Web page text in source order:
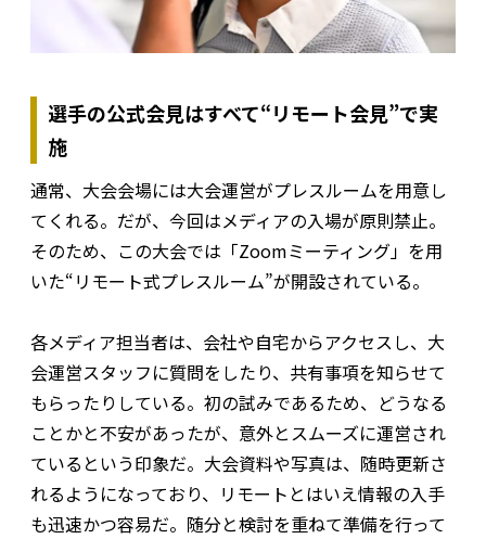
選手の公式会見はすべて“リモート会見”で実
施
通常、大会会場には大会運営がプレスルームを用意し
てくれる。だが、今回はメディアの入場が原則禁止。
そのため、この大会では「Zoomミーティング」を用
いた“リモート式プレスルーム”が開設されている。
各メディア担当者は、会社や自宅からアクセスし、大
会運営スタッフに質問をしたり、共有事項を知らせて
もらったりしている。初の試みであるため、どうなる
ことかと不安があったが、意外とスムーズに運営され
ているという印象だ。大会資料や写真は、随時更新さ
れるようになっており、リモートとはいえ情報の入手
も迅速かつ容易だ。随分と検討を重ねて準備を行って